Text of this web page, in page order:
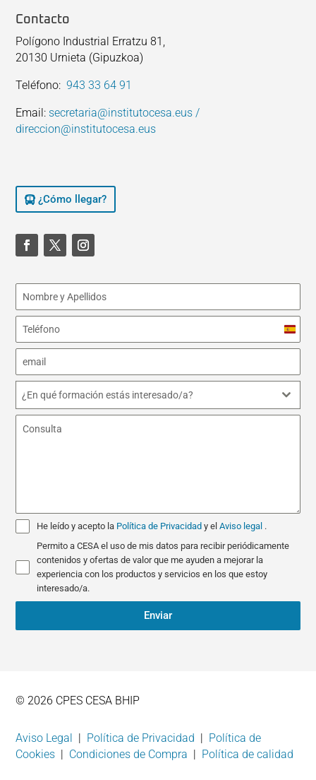
Contacto
Polígono Industrial Erratzu 81,
20130 Urnieta (Gipuzkoa)
Teléfono:943 33 64 91
Email: secretaria@institutocesa.eus /
direccion@institutocesa.eus
¿Cómo llegar?
S
p
i
n
+
¿En qué formación estás interesado/a?
He leído y acepto la Política de Privacidady elAviso legal .
Permito a CESA el uso de mis datos para recibir periódicamente
contenidos y ofertas de valor que me ayuden a mejorar la
experiencia con los productos y servicios en los que estoy
interesado/a.
Enviar
© 2026 CPES CESA BHIP
Aviso Legal | Política de Privacidad | Política de
Cookies | Condiciones de Compra | Política de calidad